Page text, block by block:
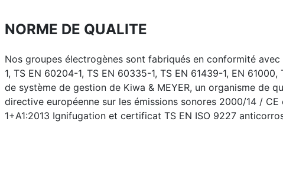
NORME DE QUALITE
Nos groupes électrogènes sont fabriqués en conformité avec
1, TS EN 60204-1, TS EN 60335-1, TS EN 61439-1, EN
de système de gestion de Kiwa & MEYER, un organisme de
directive européenne sur les émissions sonores 2000/14 /
1+A1:2013 Ignifugation et certificat TS EN ISO 9227